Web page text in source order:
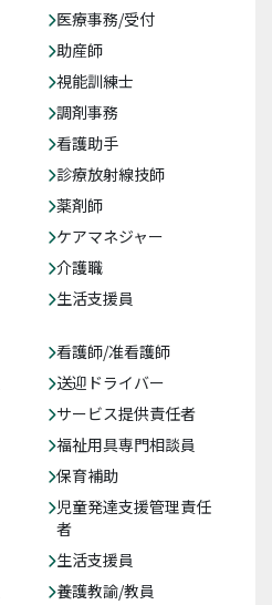
医療事務/受付
助産師
視能訓練士
調剤事務
看護助手
診療放射線技師
薬剤師
ケアマネジャー
介護職
生活支援員
看護師/准看護師
送迎ドライバー
サービス提供責任者
福祉用具専門相談員
保育補助
児童発達支援管理責任
者
生活支援員
養護教諭/教員